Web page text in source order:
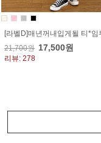
[라벨D]매년꺼내입게될 티*임
21,700원 17,500원
리뷰: 278